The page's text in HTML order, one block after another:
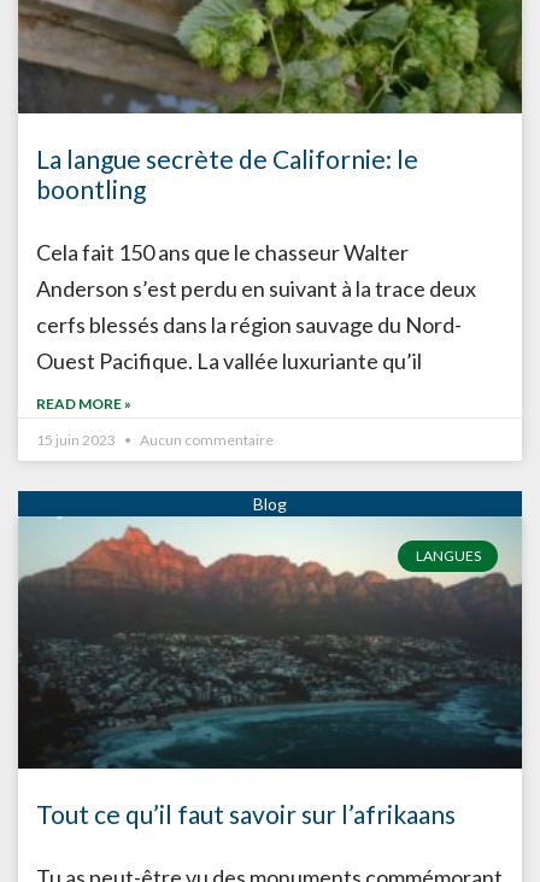
La langue secrète de Californie: le
boontling
Cela fait 150 ans que le chasseur Walter
Anderson s’est perdu en suivant à la trace deux
cerfs blessés dans la région sauvage du Nord-
Ouest Pacifique. La vallée luxuriante qu’il
READ MORE »
15 juin 2023
Aucun commentaire
LANGUES
Tout ce qu’il faut savoir sur l’afrikaans